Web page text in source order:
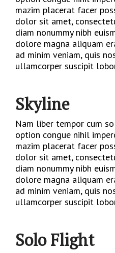
mazim placerat facer
dolor sit amet,
diam nonummy nibh
dolore magna aliquam
ad minim veniam, quis
ullamcorper suscipit
Skyline
Nam liber tempor cum
option congue nihil
mazim placerat facer
dolor sit amet,
diam nonummy nibh
dolore magna aliquam
ad minim veniam, quis
ullamcorper suscipit
Solo Flight